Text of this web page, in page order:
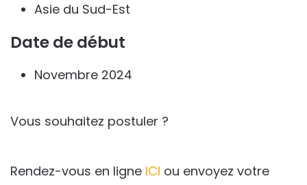
Asie du Sud-Est
Date de début
Novembre 2024
Vous souhaitez postuler ?
Rendez-vous en ligne ICI ou envoyez votre